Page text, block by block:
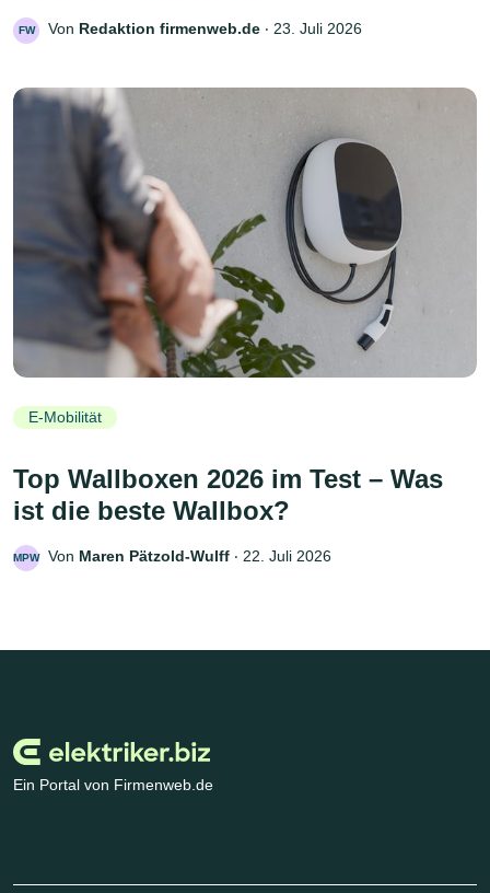
FW Von Redaktion firmenweb.de ‧ 23. Juli 2026
E-Mobilität
Top Wallboxen 2026 im Test – Was
ist die beste Wallbox?
MPW Von Maren Pätzold-Wulff ‧ 22. Juli 2026
Ein Portal von Firmenweb.de